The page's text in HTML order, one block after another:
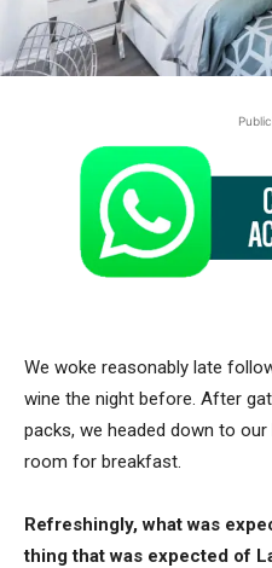
We woke reasonably late
wine the night before. After
packs, we headed down to
room for breakfast.
Refreshingly, what was
thing that was expected of